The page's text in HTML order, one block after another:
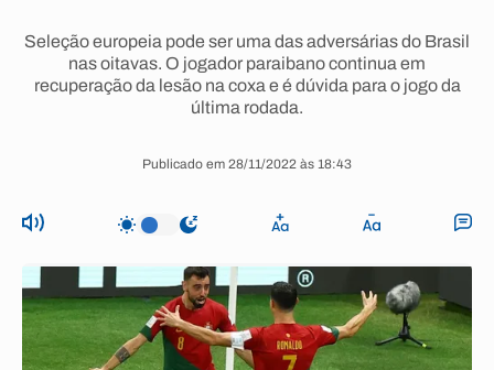
Seleção europeia pode ser uma das adversárias do Brasil
nas oitavas. O jogador paraibano continua em
recuperação da lesão na coxa e é dúvida para o jogo da
última rodada.
Publicado em 28/11/2022 às 18:43